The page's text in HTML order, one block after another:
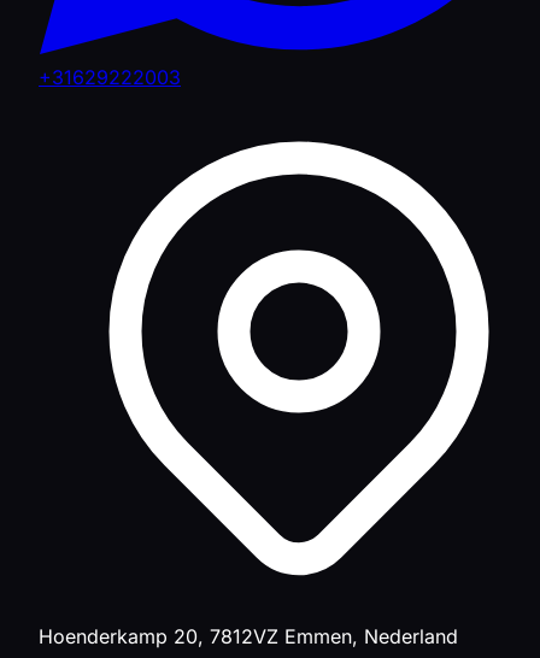
+31629222003
Hoenderkamp 20, 7812VZ Emmen, Nederland